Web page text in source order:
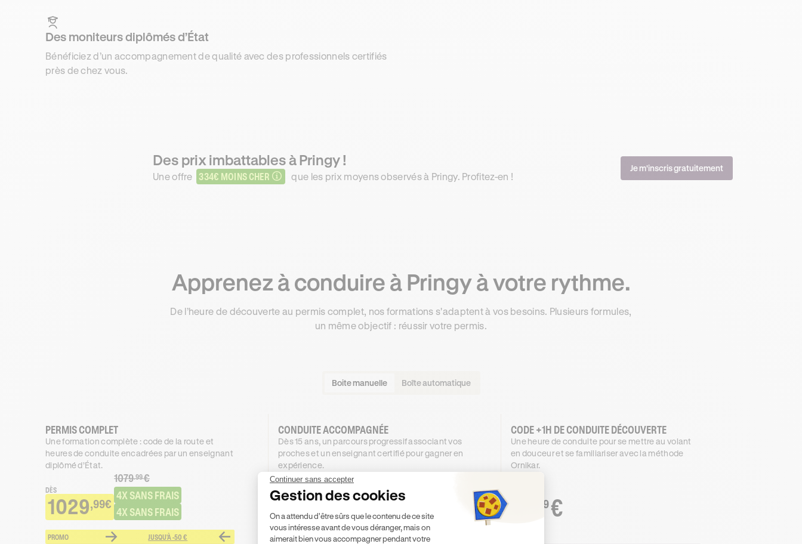
Des moniteurs diplômés d’État
Bénéficiez d’un accompagnement de qualité avec des professionnels certifiés
près de chez vous.
Des prix imbattables à Pringy !
Une offre 334€ MOINS CHER que les prix moyens observés à Pringy. Profitez-en !
Je m'inscris gratuitement
Apprenez à conduire à Pringy à votre rythme.
De l’heure de découverte au permis complet, nos formations s'adaptent à vos besoins. Plusieurs formules,
un même objectif : réussir votre permis.
Boite manuelle Boîte automatique
PERMIS COMPLET
Une formation complète : code de la route et
heures de conduite encadrées par un enseignant
diplômé d’État.
DÈS
1029,99€
1079 .99€
4X SANS FRAIS
4X SANS FRAIS
PROMO JUSQU'À -50 €
CONDUITE ACCOMPAGNÉE
Dès 15 ans, un parcours progressif associant vos
proches et un enseignant certifié pour gagner en
expérience.
DÈS
1244,99€
1344
4X SANS FRAIS
4X SANS FRAIS
PROMO -100 €
CODE +1H DE CONDUITE DÉCOUVERTE
Une heure de conduite pour se mettre au volant
en douceur et se familiariser avec la méthode
Ornikar.
.99€
Continuer sans accepter
Gestion des cookies
Plateforme de Gestion du Consentement : Personnalisez vos Options
On a attendu d'être sûrs que le contenu de ce site
vous intéresse avant de vous déranger, mais on
aimerait bien vous accompagner pendant votre